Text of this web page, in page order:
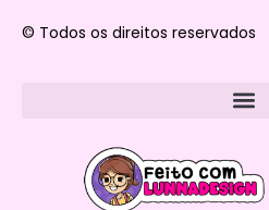
© Todos os direitos reservados